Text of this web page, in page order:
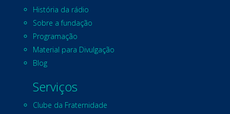
História da rádio
Sobre a fundação
Programação
Material para Divulgação
Blog
Serviços
Clube da Fraternidade